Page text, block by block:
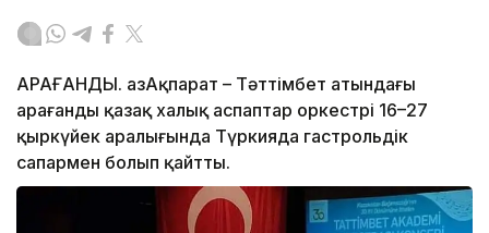
ҚАРАҒАНДЫ. ҚазАқпарат – Тәттімбет атындағы
Қарағанды қазақ халық аспаптар оркестрі 16–27
қыркүйек аралығында Түркияда гастрольдік
сапармен болып қайтты.